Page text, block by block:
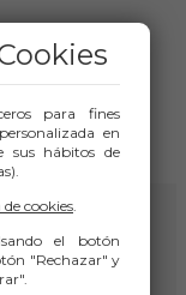
vivienda
para fines
en
sus hábitos de
cookies.
el botón
"Rechazar" y